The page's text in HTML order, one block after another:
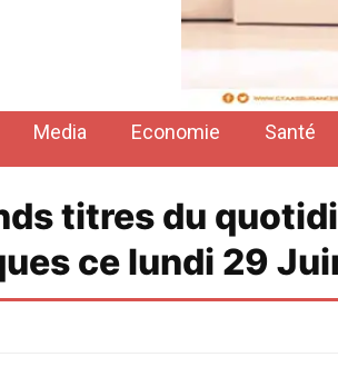
Media Economie Santé
titres du
ce lundi 29